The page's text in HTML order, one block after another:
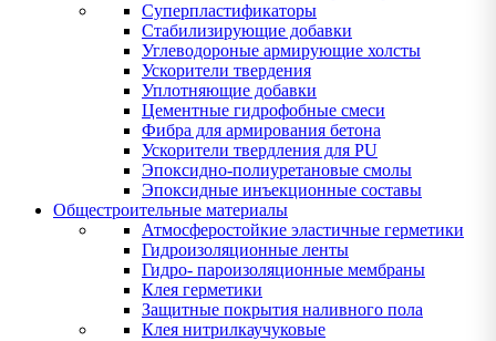
Суперпластификаторы
Стабилизирующие добавки
Углеводороные армирующие холсты
Ускорители твердения
Уплотняющие добавки
Цементные гидрофобные смеси
Фибра для армирования бетона
Ускорители твердления для PU
Эпоксидно-полиуретановые смолы
Эпоксидные инъекционные составы
Общестроительные материалы
Атмосферостойкие эластичные герметики
Гидроизоляционные ленты
Гидро- пароизоляционные мембраны
Клея герметики
Защитные покрытия наливного пола
Клея нитрилкаучуковые